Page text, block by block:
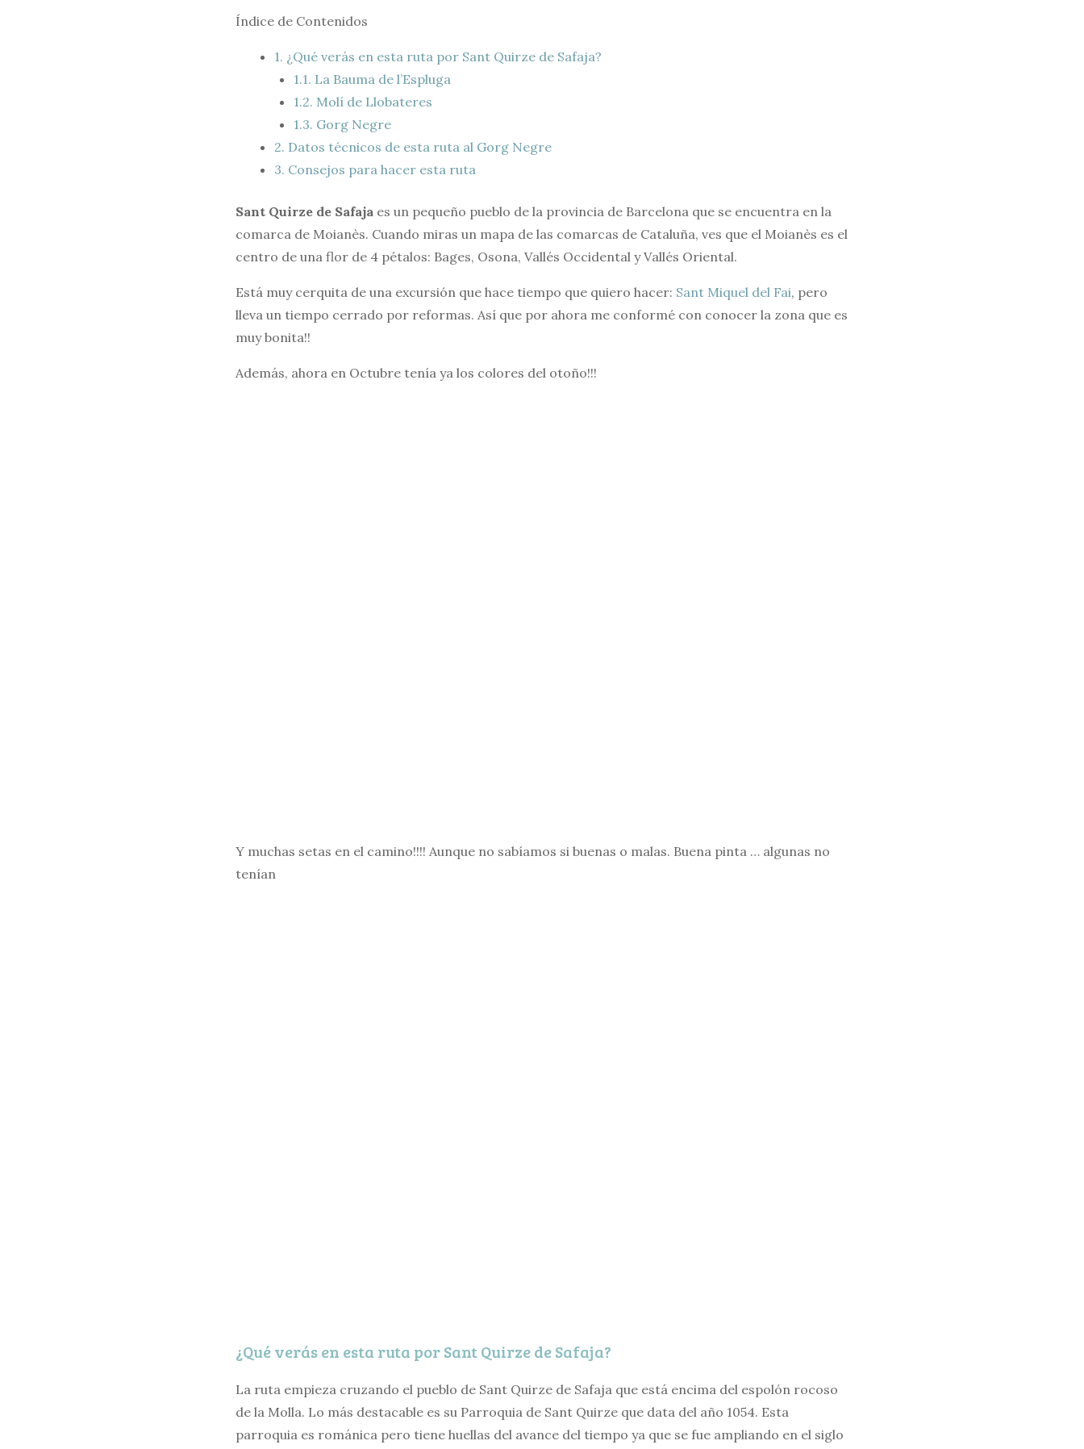
Índice de Contenidos
1. ¿Qué verás en esta ruta por Sant Quirze de Safaja?
1.1. La Bauma de l’Espluga
1.2. Molí de Llobateres
1.3. Gorg Negre
2. Datos técnicos de esta ruta al Gorg Negre
3. Consejos para hacer esta ruta
Sant Quirze de Safaja es un pequeño pueblo de la provincia de Barcelona que se encuentra en la
comarca de Moianès. Cuando miras un mapa de las comarcas de Cataluña, ves que el Moianès es el
centro de una flor de 4 pétalos: Bages, Osona, Vallés Occidental y Vallés Oriental.
Está muy cerquita de una excursión que hace tiempo que quiero hacer: Sant Miquel del Fai, pero
lleva un tiempo cerrado por reformas. Así que por ahora me conformé con conocer la zona que es
muy bonita!!
Además, ahora en Octubre tenía ya los colores del otoño!!!
Y muchas setas en el camino!!!! Aunque no sabíamos si buenas o malas. Buena pinta … algunas no
tenían
¿Qué verás en esta ruta por Sant Quirze de Safaja?
La ruta empieza cruzando el pueblo de Sant Quirze de Safaja que está encima del espolón rocoso
de la Molla. Lo más destacable es su Parroquia de Sant Quirze que data del año 1054. Esta
parroquia es románica pero tiene huellas del avance del tiempo ya que se fue ampliando en el siglo